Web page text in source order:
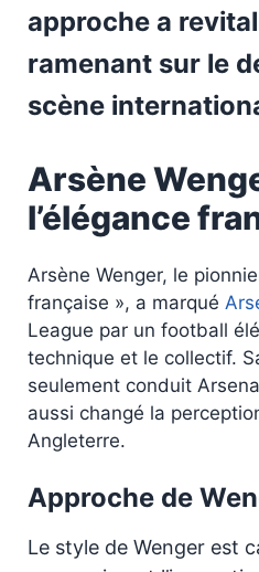
approche a
ramenant sur le
scène
Arsène
l’élégance
Arsène Wenger, le
française », a marqué
League par un football
technique et le collectif.
seulement conduit
aussi changé la
Angleterre.
Approche de
Le style de Wenger est